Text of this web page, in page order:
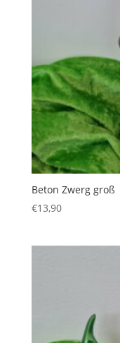
Beton Zwerg groß
€13,90